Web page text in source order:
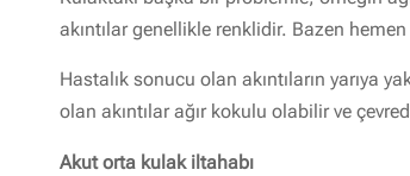
akıntılar genellikle renklidir. Bazen
Hastalık sonucu olan akıntıların yarıya
olan akıntılar ağır kokulu olabilir ve
Akut orta kulak iltahabı